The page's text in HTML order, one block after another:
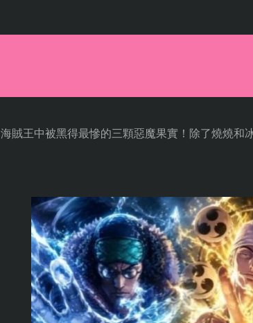
海賊王中被黑得最慘的三顆惡魔果實！除了燒燒和